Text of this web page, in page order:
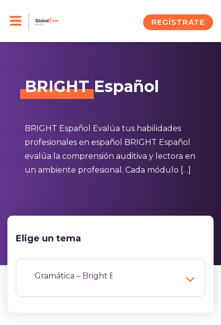
REGÍSTRATE
BRIGHTEspañol
BRIGHT Español Evalúa tus habilidades
profesionales en español BRIGHT Español
evalúa la comprensión auditiva y lectora en
un ambiente profesional. Cada módulo […]
Elige un tema
Gramática – Bright Español